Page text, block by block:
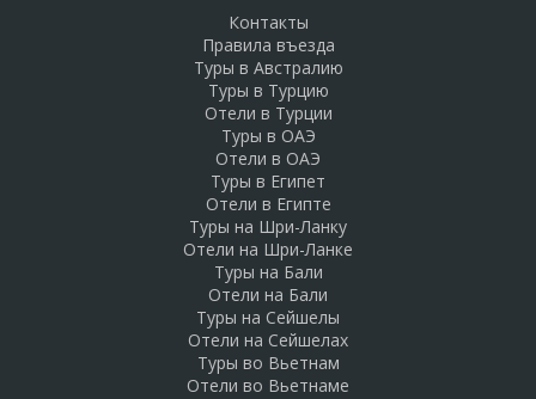
Контакты
Правила въезда
Туры в Австралию
Туры в Турцию
Отели в Турции
Туры в ОАЭ
Отели в ОАЭ
Туры в Египет
Отели в Египте
Туры на Шри-Ланку
Отели на Шри-Ланке
Туры на Бали
Отели на Бали
Туры на Сейшелы
Отели на Сейшелах
Туры во Вьетнам
Отели во Вьетнаме